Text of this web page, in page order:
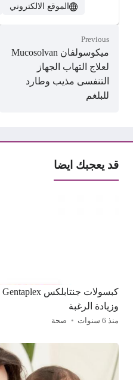
الموقع الالكتروني
Previous
ميكوسولفان Mucosolvan
لعلاج التهاب الجهاز
التنفسى مذيب وطارد
للبلغم
قد يعجبك ايضا
وزيادة الرغبة
منذ 6 سنوات صحة